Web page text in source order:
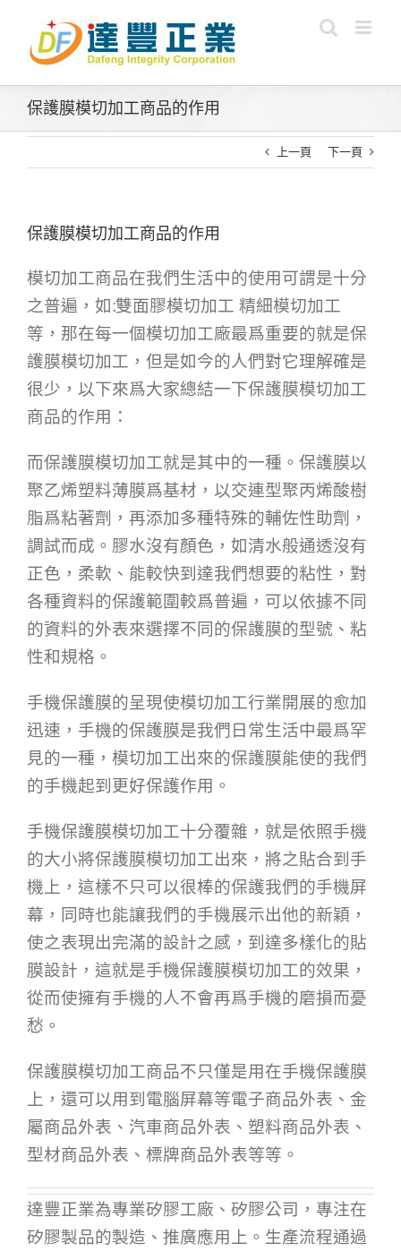
content
保護膜模切加工商品的作用
上一頁 下一頁
保護膜模切加工商品的作用
模切加工商品在我們生活中的使用可謂是十分
之普遍，如:雙面膠模切加工 精細模切加工
等，那在每一個模切加工廠最爲重要的就是保
護膜模切加工，但是如今的人們對它理解確是
很少，以下來爲大家總結一下保護膜模切加工
商品的作用：
而保護膜模切加工就是其中的一種。保護膜以
聚乙烯塑料薄膜爲基材，以交連型聚丙烯酸樹
脂爲粘著劑，再添加多種特殊的輔佐性助劑，
調試而成。膠水沒有顏色，如清水般通透沒有
正色，柔軟、能較快到達我們想要的粘性，對
各種資料的保護範圍較爲普遍，可以依據不同
的資料的外表來選擇不同的保護膜的型號、粘
性和規格。
手機保護膜的呈現使模切加工行業開展的愈加
迅速，手機的保護膜是我們日常生活中最爲罕
見的一種，模切加工出來的保護膜能使的我們
的手機起到更好保護作用。
手機保護膜模切加工十分覆雜，就是依照手機
的大小將保護膜模切加工出來，將之貼合到手
機上，這樣不只可以很棒的保護我們的手機屏
幕，同時也能讓我們的手機展示出他的新穎，
使之表現出完滿的設計之感，到達多樣化的貼
膜設計，這就是手機保護膜模切加工的效果，
從而使擁有手機的人不會再爲手機的磨損而憂
愁。
保護膜模切加工商品不只僅是用在手機保護膜
上，還可以用到電腦屏幕等電子商品外表、金
屬商品外表、汽車商品外表、塑料商品外表、
型材商品外表、標牌商品外表等等。
達豐正業為專業矽膠工廠、矽膠公司，專注在
矽膠製品的製造、推廣應用上。生產流程通過